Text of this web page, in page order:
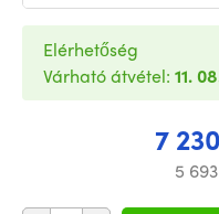
7
5
Elérhetőség
Várható átvétel: 11.